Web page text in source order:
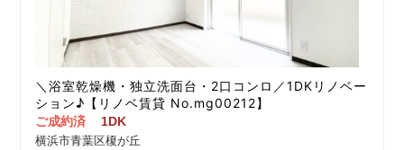
＼浴室乾燥機・独立洗面台・2口コンロ／1DKリノベー
ション♪【リノベ賃貸 No.mg00212】
ご成約済
1DK
横浜市青葉区榎が丘